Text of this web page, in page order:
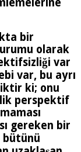
bir
olarak
var
var, bu ayrı
ki; onu
perspektif
gereken bir
bütünü